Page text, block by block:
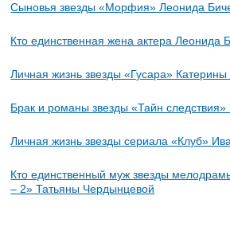
Сыновья звезды «Морфия» Леонида
Кто единственная жена актера Леонида
Личная жизнь звезды «Гусара» Катерины
Брак и романы звезды «Тайн
Личная жизнь звезды сериала «Клуб»
Кто единственный муж звезды
– 2» Татьяны Чердынцевой